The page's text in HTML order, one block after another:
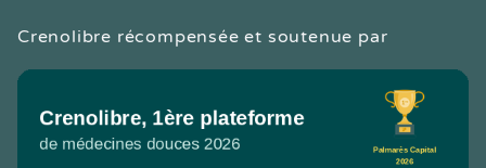
Crenolibre récompensée et soutenue par